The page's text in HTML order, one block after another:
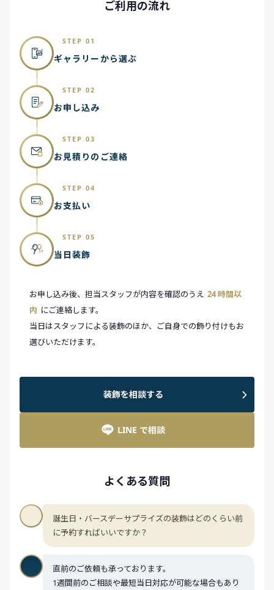
ご利用の流れ
STEP 01
ギャラリーから選ぶ
STEP 02
お申し込み
STEP 03
お見積りのご連絡
STEP 04
お支払い
STEP 05
当日装飾
お申し込み後、担当スタッフが内容を確認のうえ 24 時間以
内 にご連絡します。
当日はスタッフによる装飾のほか、ご自身での飾り付けもお
選びいただけます。
装飾を相談する
LINE で相談
よくある質問
誕生日・バースデーサプライズの装飾はどのくらい前
に予約すればいいですか？
直前のご依頼も承っております。
1週間前のご相談や最短当日対応が可能な場合もあり